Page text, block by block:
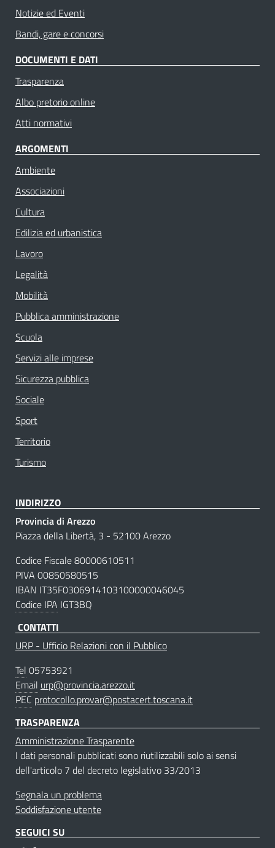
Notizie ed Eventi
Bandi, gare e concorsi
DOCUMENTI E DATI
Trasparenza
Albo pretorio online
Atti normativi
ARGOMENTI
Ambiente
Associazioni
Cultura
Edilizia ed urbanistica
Lavoro
Legalità
Mobilità
Pubblica amministrazione
Scuola
Servizi alle imprese
Sicurezza pubblica
Sociale
Sport
Territorio
Turismo
INDIRIZZO
Provincia di Arezzo
Piazza della Libertà, 3 - 52100 Arezzo
Codice Fiscale 80000610511
PIVA 00850580515
IBAN IT35F0306914103100000046045
Codice IPA IGT3BQ
CONTATTI
URP - Ufficio Relazioni con il Pubblico
Tel 05753921
Email urp@provincia.arezzo.it
PEC protocollo.provar@postacert.toscana.it
TRASPARENZA
Amministrazione Trasparente
I dati personali pubblicati sono riutilizzabili solo ai sensi
dell'articolo 7 del decreto legislativo 33/2013
Segnala un problema
Soddisfazione utente
SEGUICI SU